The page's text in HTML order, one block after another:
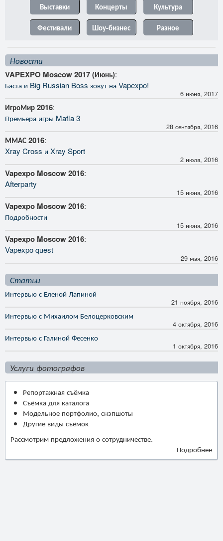
Выставки Концерты
Культура
Фестивали
Шоу-бизнес Разное
Новости
VAPEXPO Moscow 2017 (Июнь):
Баста и Big Russian Boss зовут на Vapexpo!
6 июня, 2017
ИгроМир 2016:
Премьера игры Mafia 3
28 сентября, 2016
ММАС 2016:
Xray Cross и Xray Sport
2 июля, 2016
Vapexpo Moscow 2016:
Afterparty
15 июня, 2016
Vapexpo Moscow 2016:
Подробности
15 июня, 2016
Vapexpo Moscow 2016:
Vapexpo quest
29 мая, 2016
Статьи
Интервью с Еленой Лапиной
21 ноября, 2016
Интервью с Михаилом Белоцерковским
4 октября, 2016
Интервью с Галиной Фесенко
1 октября, 2016
Услуги фотографов
Репортажная съёмка
Съёмка для каталога
Модельное портфолио, снэпшоты
Другие виды съёмок
Рассмотрим предложения о сотрудничестве.
Подробнее